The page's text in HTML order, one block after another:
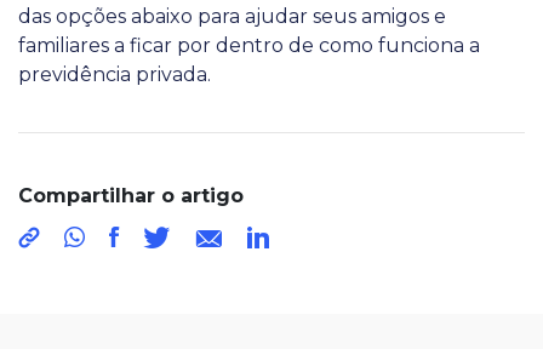
das opções abaixo para ajudar seus amigos e
familiares a ficar por dentro de como funciona a
previdência privada.
Compartilhar o artigo